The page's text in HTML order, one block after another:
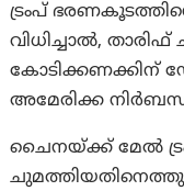
ട്രംപ്
വിധിച്ചാൽ,
കോടിക്കണക്കിന്
അമേരിക്ക
ചൈനയ്ക്ക് മേൽ